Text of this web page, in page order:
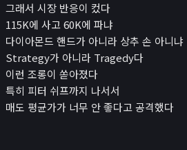
그래서 시장 반응이 컸다
115K에 사고 60K에 파냐
다이아몬드 핸드가 아니라 상추 손 아니냐
Strategy가 아니라 Tragedy다
이런 조롱이 쏟아졌다
특히 피터 쉬프까지 나서서
매도 평균가가 너무 안 좋다고 공격했다